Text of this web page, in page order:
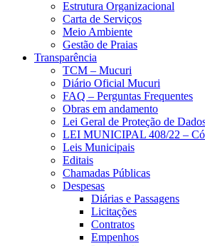
Estrutura Organizacional
Carta de Serviços
Meio Ambiente
Gestão de Praias
Transparência
TCM – Mucuri
Diário Oficial Mucuri
FAQ – Perguntas Frequentes
Obras em andamento
Lei Geral de Proteção de
LEI MUNICIPAL 408/22 –
Leis Municipais
Editais
Chamadas Públicas
Despesas
Diárias e Passagens
Licitações
Contratos
Empenhos